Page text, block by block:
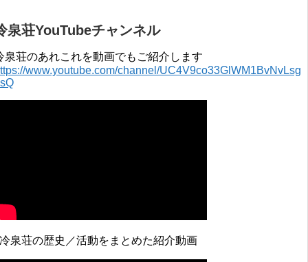
泉荘YouTubeチャンネル
泉荘のあれこれを動画でもご紹介します
www.youtube.com/channel/UC4V9co33GlWM1BvNvLsg
泉荘の歴史／活動をまとめた紹介動画